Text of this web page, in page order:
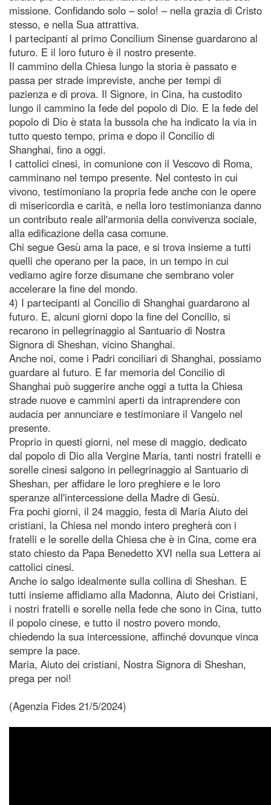
missione. Confidando solo – solo! – nella grazia di Cristo
stesso, e nella Sua attrattiva.
I partecipanti al primo Concilium Sinense guardarono al
futuro. E il loro futuro è il nostro presente.
Il cammino della Chiesa lungo la storia è passato e
passa per strade impreviste, anche per tempi di
pazienza e di prova. Il Signore, in Cina, ha custodito
lungo il cammino la fede del popolo di Dio. E la fede del
popolo di Dio è stata la bussola che ha indicato la via in
tutto questo tempo, prima e dopo il Concilio di
Shanghai, fino a oggi.
I cattolici cinesi, in comunione con il Vescovo di Roma,
camminano nel tempo presente. Nel contesto in cui
vivono, testimoniano la propria fede anche con le opere
di misericordia e carità, e nella loro testimonianza danno
un contributo reale all'armonia della convivenza sociale,
alla edificazione della casa comune.
Chi segue Gesù ama la pace, e si trova insieme a tutti
quelli che operano per la pace, in un tempo in cui
vediamo agire forze disumane che sembrano voler
accelerare la fine del mondo.
4) I partecipanti al Concilio di Shanghai guardarono al
futuro. E, alcuni giorni dopo la fine del Concilio, si
recarono in pellegrinaggio al Santuario di Nostra
Signora di Sheshan, vicino Shanghai.
Anche noi, come i Padri conciliari di Shanghai, possiamo
guardare al futuro. E far memoria del Concilio di
Shanghai può suggerire anche oggi a tutta la Chiesa
strade nuove e cammini aperti da intraprendere con
audacia per annunciare e testimoniare il Vangelo nel
presente.
Proprio in questi giorni, nel mese di maggio, dedicato
dal popolo di Dio alla Vergine Maria, tanti nostri fratelli e
sorelle cinesi salgono in pellegrinaggio al Santuario di
Sheshan, per affidare le loro preghiere e le loro
speranze all'intercessione della Madre di Gesù.
Fra pochi giorni, il 24 maggio, festa di Maria Aiuto dei
cristiani, la Chiesa nel mondo intero pregherà con i
fratelli e le sorelle della Chiesa che è in Cina, come era
stato chiesto da Papa Benedetto XVI nella sua Lettera ai
cattolici cinesi.
Anche io salgo idealmente sulla collina di Sheshan. E
tutti insieme affidiamo alla Madonna, Aiuto dei Cristiani,
i nostri fratelli e sorelle nella fede che sono in Cina, tutto
il popolo cinese, e tutto il nostro povero mondo,
chiedendo la sua intercessione, affinché dovunque vinca
sempre la pace.
Maria, Aiuto dei cristiani, Nostra Signora di Sheshan,
prega per noi!
(Agenzia Fides 21/5/2024)